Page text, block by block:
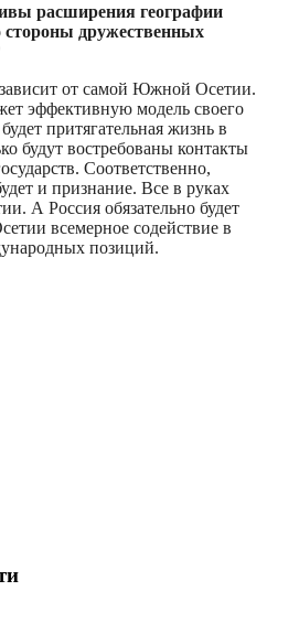
расширения географии
дружественных
от самой Южной Осетии.
эффективную модель своего
притягательная жизнь в
будут востребованы контакты
Соответственно,
и признание. Все в руках
А Россия обязательно будет
всемерное содействие в
позиций.